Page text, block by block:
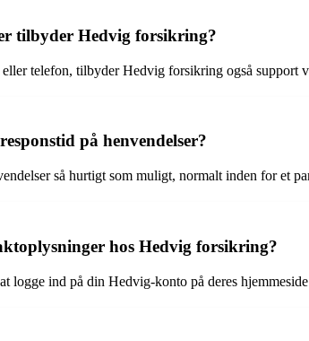
tilbyder Hedvig forsikring?
telefon, tilbyder Hedvig forsikring også support
på henvendelser?
så hurtigt som muligt, normalt inden for et
hos Hedvig forsikring?
logge ind på din Hedvig-konto på deres